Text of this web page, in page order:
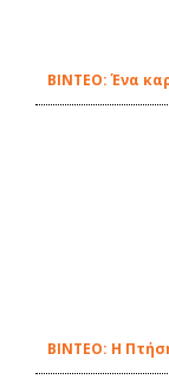
ΒΙΝΤΕΟ: Ένα
ΒΙΝΤΕΟ: Η